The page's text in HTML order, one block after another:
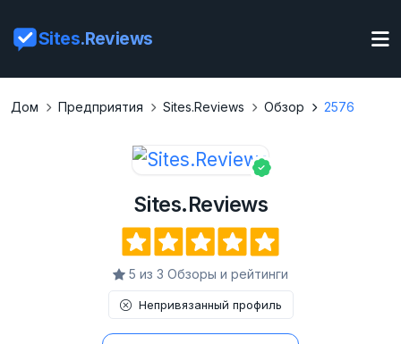
Sites.Reviews
Дом Предприятия Sites.Reviews Обзор 2576
Sites.Reviews
5 из 3 Обзоры и рейтинги
Непривязанный профиль